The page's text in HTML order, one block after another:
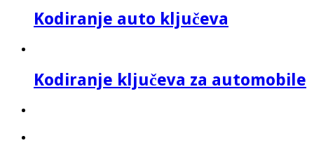
Kodiranje auto ključeva
Kodiranje ključeva za automobile